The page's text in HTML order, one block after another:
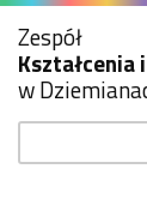
Zespół
Kształcenia
w